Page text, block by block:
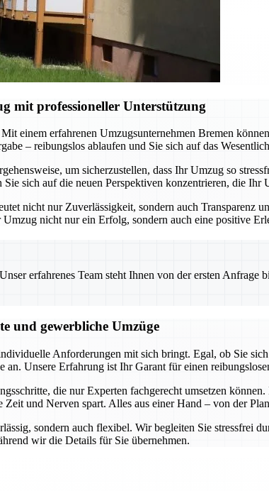
mit professioneller Unterstützung
einem erfahrenen Umzugsunternehmen Bremen
– reibungslos ablaufen und Sie sich auf das
um sicherzustellen, dass Ihr Umzug so
sich auf die neuen Perspektiven konzentrieren, die Ihr
nicht nur Zuverlässigkeit, sondern auch
nicht nur ein Erfolg, sondern auch eine positive
erfahrenes Team steht Ihnen von der ersten
und gewerbliche Umzüge
Anforderungen mit sich bringt. Egal, ob Sie
an. Unsere Erfahrung ist Ihr Garant für einen
die nur Experten fachgerecht umsetzen
und Nerven spart. Alles aus einer Hand – von der
sondern auch flexibel. Wir begleiten Sie stressfrei
wir die Details für Sie übernehmen.